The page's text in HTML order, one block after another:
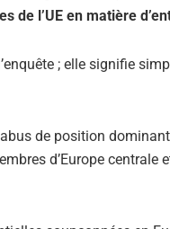
de l’UE en matière
; elle signifie
de position
d’Europe centrale